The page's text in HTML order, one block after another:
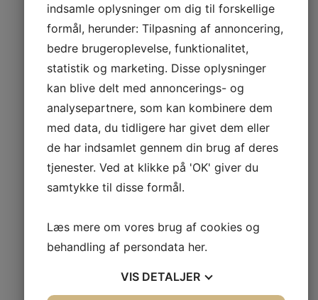
Flagstang
“indendørs”
160 cm.
m/flag
Flagstang
“udendørs”
300 cm.
m/flag
Bøjlestativ m/30 bøjler
Stander
“guld”
Rødt tov til
stander
indsamle oplysninger om dig til forskellige
formål, herunder: Tilpasning af annoncering,
bedre brugeroplevelse, funktionalitet,
statistik og marketing. Disse oplysninger
kan blive delt med annoncerings- og
analysepartnere, som kan kombinere dem
med data, du tidligere har givet dem eller
de har indsamlet gennem din brug af deres
tjenester. Ved at klikke på 'OK' giver du
samtykke til disse formål.
Læs mere om vores brug af cookies og
behandling af persondata her.
VIS DETALJER